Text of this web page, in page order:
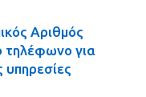
Αριθμός
τηλέφωνο για
υπηρεσίες